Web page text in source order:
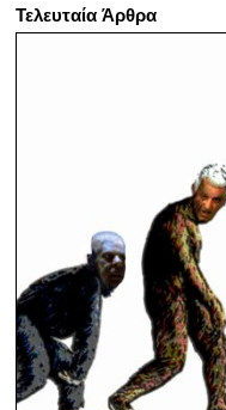
Τελευταία Άρθρα